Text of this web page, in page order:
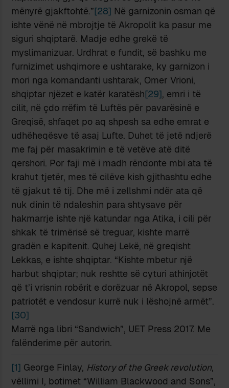
mënyrë gjakftohtë.”[28] Në garnizonin osman që
ishte vënë në mbrojtje të Akropolit ka pasur me
siguri shqiptarë. Madje edhe grekë të
myslimanizuar. Urdhrat e fundit, së bashku me
furnizimet ushqimore e ushtarake, ky garnizon i
mori nga komandanti ushtarak, Omer Vrioni,
shqiptar njëzet e katër karatësh[29], emri i të
cilit, në çdo rrëfim të Luftës për pavarësinë e
Greqisë, shfaqet po aq shpesh sa edhe emrat e
udhëheqësve të asaj Lufte. Duhet të jetë ndjerë
me faj për masakrimin e të vetëve atë ditë
qershori. Por faji më i madh rëndonte mbi ata të
krahut tjetër, mes të cilëve kish gjithashtu edhe
të gjakut të tij. Dhe më i zellshmi ndër ata që
nuk dinin të ndaleshin para shtysave për
hakmarrje ishte një katundar nga Atika, i cili për
shkak të trimërisë së treguar, kishte marrë
gradën e kapitenit. Quhej Lekë, në greqisht
Lekkas, e ishte shqiptar. “Kishte mbetur një
harbut shqiptar; nuk reshtte së cyturi athinjotët
që t’i vrisnin robërit e dorëzuar në Akropol, sepse
patriotët e vendosur kurrë nuk i lëshojnë armët”.
[30]
Marrë nga libri “Sandwich”, UET Press 2017. Me
falënderime për autorin.
[1] George Finlay, History of the Greek revolution,
vëllimi I, botimet “William Blackwood and Sons”,